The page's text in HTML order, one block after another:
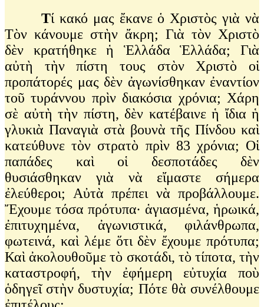
Τί κακό μας ἔκανε ὁ Χριστὸς γιὰ νὰ
Τὸν κάνουμε στὴν ἄκρη; Γιὰ τὸν Χριστὸ
δὲν κρατήθηκε ἡ Ἑλλάδα Ἑλλάδα; Γιὰ
αὐτὴ τὴν πίστη τους στὸν Χριστὸ οἱ
προπάτορές μας δὲν ἀγωνίσθηκαν ἐναντίον
τοῦ τυράννου πρὶν διακόσια χρόνια; Χάρη
σὲ αὐτὴ τὴν πίστη, δὲν κατέβαινε ἡ ἴδια ἡ
γλυκιὰ Παναγιὰ στὰ βουνὰ τῆς Πίνδου καὶ
κατεύθυνε τὸν στρατὸ πρὶν 83 χρόνια; Οἱ
παπάδες καὶ οἱ δεσποτάδες δὲν
θυσιάσθηκαν γιὰ νὰ εἴμαστε σήμερα
ἐλεύθεροι; Αὐτὰ πρέπει νὰ προβάλλουμε.
Ἔχουμε τόσα πρότυπα· ἁγιασμένα, ἡρωικά,
ἐπιτυχημένα, ἀγωνιστικά, φιλάνθρωπα,
φωτεινά, καὶ λέμε ὅτι δὲν ἔχουμε πρότυπα;
Καὶ ἀκολουθοῦμε τὸ σκοτάδι, τὸ τίποτα, τὴν
καταστροφή, τὴν ἐφήμερη εὐτυχία ποὺ
ὁδηγεῖ στὴν δυστυχία; Πότε θὰ συνέλθουμε